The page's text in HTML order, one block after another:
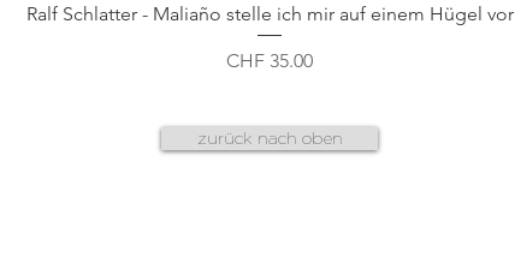
Schnellansicht
Ralf Schlatter - Maliaño stelle ich mir auf einem Hügel vor
Preis
CHF 35.00
zurück nach oben